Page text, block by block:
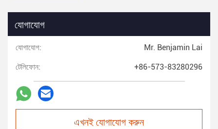
যোগাযোগ
যোগাযোগ: Mr. Benjamin Lai
টেলিফোন: +86-573-83280296
এখনই যোগাযোগ করুন